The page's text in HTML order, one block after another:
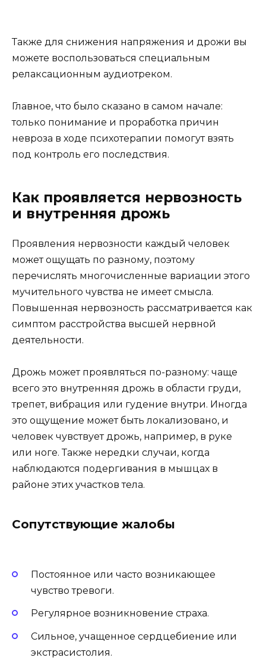
Также для снижения напряжения и дрожи вы
можете воспользоваться специальным
релаксационным аудиотреком.
Главное, что было сказано в самом начале:
только понимание и проработка причин
невроза в ходе психотерапии помогут взять
под контроль его последствия.
Как проявляется нервозность
и внутренняя дрожь
Проявления нервозности каждый человек
может ощущать по разному, поэтому
перечислять многочисленные вариации этого
мучительного чувства не имеет смысла.
Повышенная нервозность рассматривается как
симптом расстройства высшей нервной
деятельности.
Дрожь может проявляться по-разному: чаще
всего это внутренняя дрожь в области груди,
трепет, вибрация или гудение внутри. Иногда
это ощущение может быть локализовано, и
человек чувствует дрожь, например, в руке
или ноге. Также нередки случаи, когда
наблюдаются подергивания в мышцах в
районе этих участков тела.
Сопутствующие жалобы
Постоянное или часто возникающее
чувство тревоги.
Регулярное возникновение страха.
Сильное, учащенное сердцебиение или
экстрасистолия.